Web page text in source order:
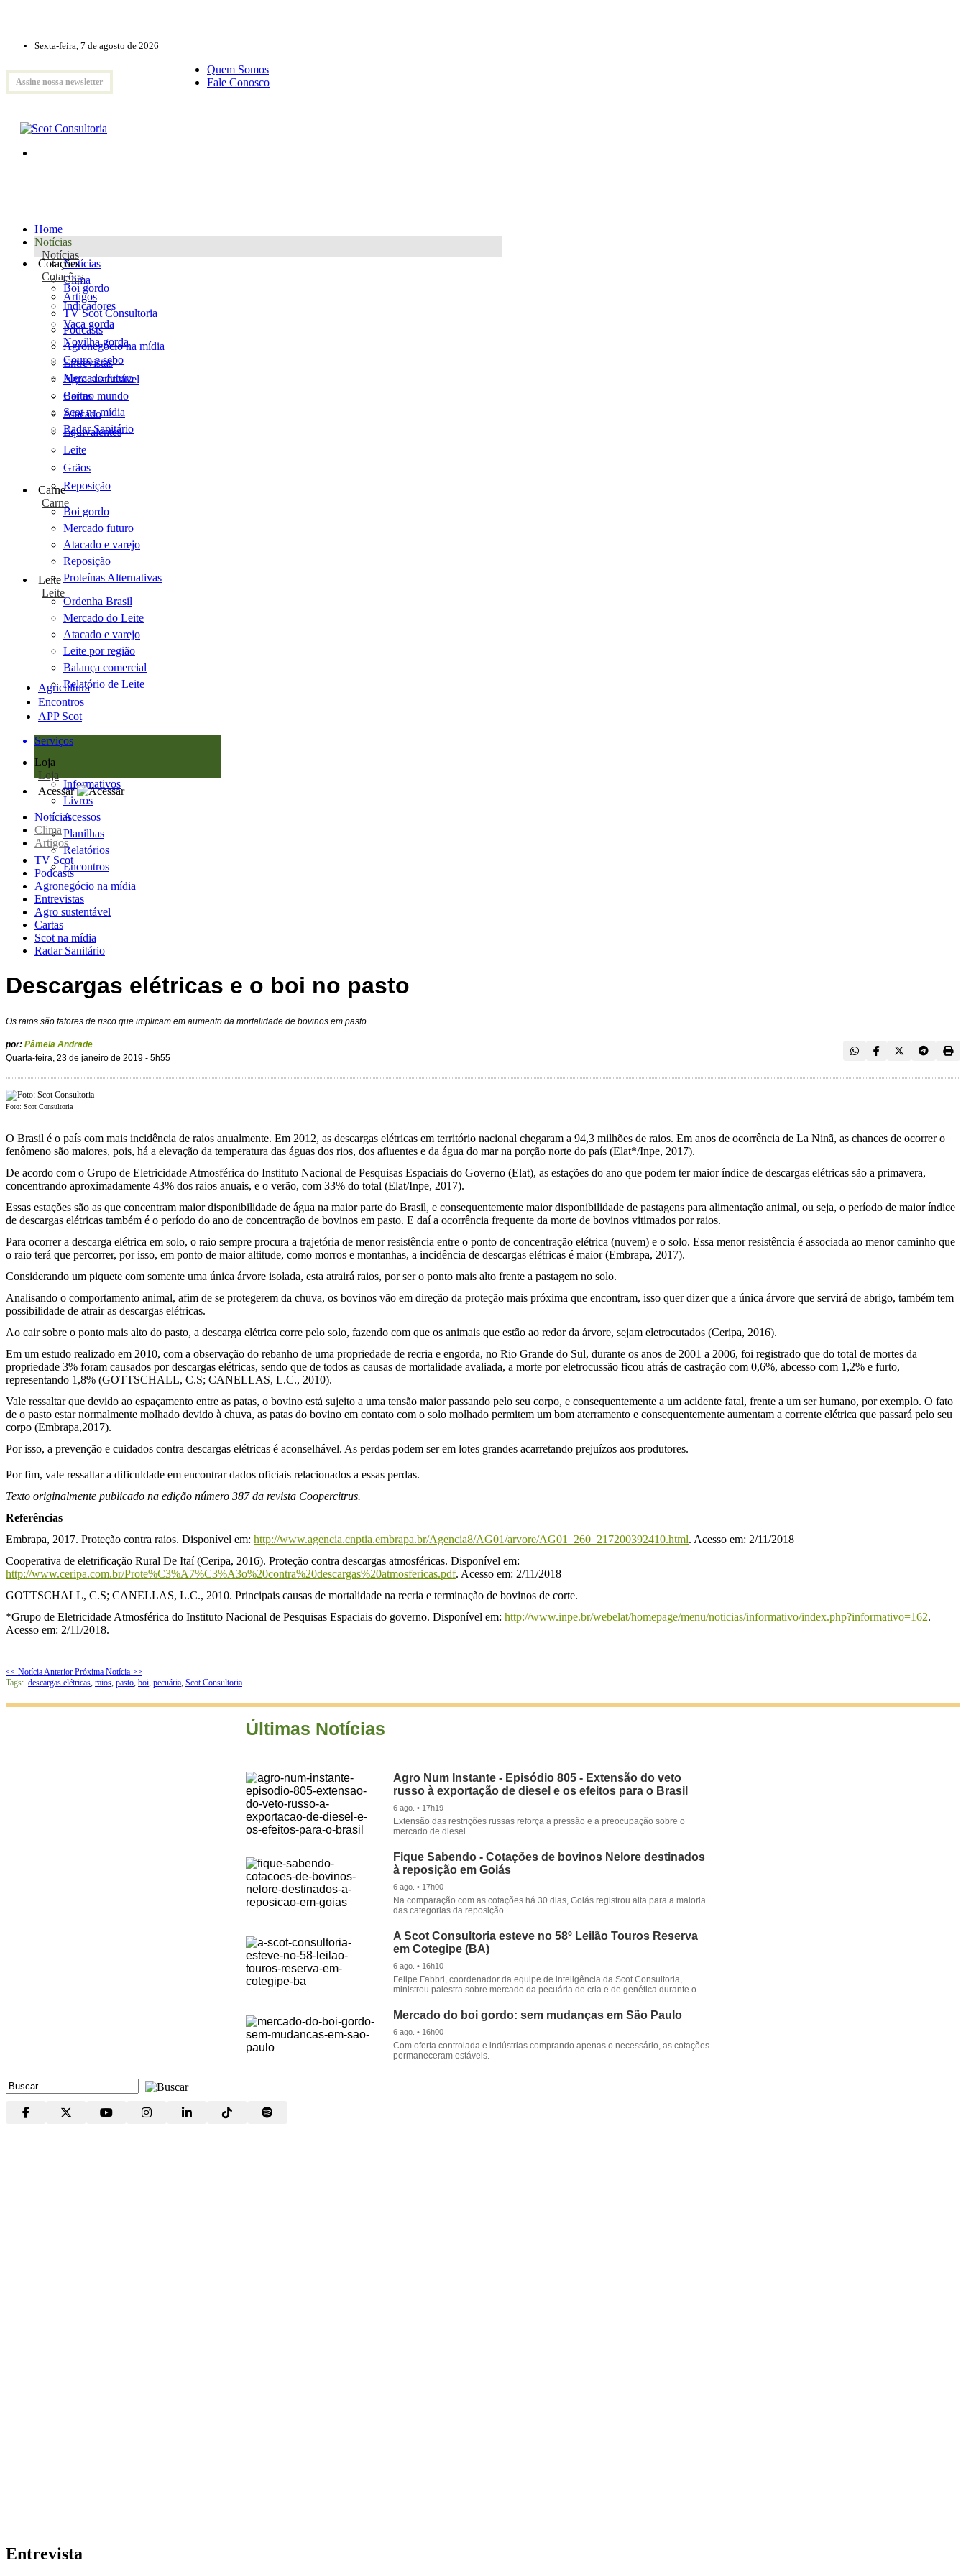
Sexta-feira, 7 de agosto de 2026
Assine nossa newsletter
Quem Somos
Fale Conosco
Home
Notícias
Notícias
Notícias
Clima
Artigos
TV Scot Consultoria
Podcasts
Agronegócio na mídia
Entrevistas
Agro sustentável
Cartas
Scot na mídia
Radar Sanitário
Cotações
Cotações
Boi gordo
Indicadores
Vaca gorda
Novilha gorda
Couro e sebo
Mercado futuro
Boi no mundo
Atacado
Equivalentes
Leite
Grãos
Reposição
Carne
Carne
Boi gordo
Mercado futuro
Atacado e varejo
Reposição
Proteínas Alternativas
Leite
Leite
Ordenha Brasil
Mercado do Leite
Atacado e varejo
Leite por região
Balança comercial
Relatório de Leite
Agricultura
Encontros
APP Scot
Serviços
Loja
Loja
Informativos
Livros
Acessos
Planilhas
Relatórios
Encontros
Acessar
Notícias
Clima
Artigos
TV Scot
Podcasts
Agronegócio na mídia
Entrevistas
Agro sustentável
Cartas
Scot na mídia
Radar Sanitário
Descargas elétricas e o boi no pasto
Os raios são fatores de risco que implicam em aumento da mortalidade de bovinos em pasto.
por: Pâmela Andrade
Quarta-feira, 23 de janeiro de 2019 - 5h55
Foto: Scot Consultoria
O Brasil é o país com mais incidência de raios anualmente. Em 2012, as descargas elétricas em território nacional chegaram a 94,3 milhões de raios. Em anos de ocorrência de La Ninã, as chances de ocorrer o
fenômeno são maiores, pois, há a elevação da temperatura das águas dos rios, dos afluentes e da água do mar na porção norte do país (Elat*/Inpe, 2017).
De acordo com o Grupo de Eletricidade Atmosférica do Instituto Nacional de Pesquisas Espaciais do Governo (Elat), as estações do ano que podem ter maior índice de descargas elétricas são a primavera,
concentrando aproximadamente 43% dos raios anuais, e o verão, com 33% do total (Elat/Inpe, 2017).
Essas estações são as que concentram maior disponibilidade de água na maior parte do Brasil, e consequentemente maior disponibilidade de pastagens para alimentação animal, ou seja, o período de maior índice
de descargas elétricas também é o período do ano de concentração de bovinos em pasto. E daí a ocorrência frequente da morte de bovinos vitimados por raios.
Para ocorrer a descarga elétrica em solo, o raio sempre procura a trajetória de menor resistência entre o ponto de concentração elétrica (nuvem) e o solo. Essa menor resistência é associada ao menor caminho que
o raio terá que percorrer, por isso, em ponto de maior altitude, como morros e montanhas, a incidência de descargas elétricas é maior (Embrapa, 2017).
Considerando um piquete com somente uma única árvore isolada, esta atrairá raios, por ser o ponto mais alto frente a pastagem no solo.
Analisando o comportamento animal, afim de se protegerem da chuva, os bovinos vão em direção da proteção mais próxima que encontram, isso quer dizer que a única árvore que servirá de abrigo, também tem
possibilidade de atrair as descargas elétricas.
Ao cair sobre o ponto mais alto do pasto, a descarga elétrica corre pelo solo, fazendo com que os animais que estão ao redor da árvore, sejam eletrocutados (Ceripa, 2016).
Em um estudo realizado em 2010, com a observação do rebanho de uma propriedade de recria e engorda, no Rio Grande do Sul, durante os anos de 2001 a 2006, foi registrado que do total de mortes da
propriedade 3% foram causados por descargas elétricas, sendo que de todos as causas de mortalidade avaliada, a morte por eletrocussão ficou atrás de castração com 0,6%, abcesso com 1,2% e furto,
representando 1,8% (GOTTSCHALL, C.S; CANELLAS, L.C., 2010).
Vale ressaltar que devido ao espaçamento entre as patas, o bovino está sujeito a uma tensão maior passando pelo seu corpo, e consequentemente a um acidente fatal, frente a um ser humano, por exemplo. O fato
de o pasto estar normalmente molhado devido à chuva, as patas do bovino em contato com o solo molhado permitem um bom aterramento e consequentemente aumentam a corrente elétrica que passará pelo seu
corpo (Embrapa,2017).
Por isso, a prevenção e cuidados contra descargas elétricas é aconselhável. As perdas podem ser em lotes grandes acarretando prejuízos aos produtores.
Por fim, vale ressaltar a dificuldade em encontrar dados oficiais relacionados a essas perdas.
Texto originalmente publicado na edição número 387 da revista Coopercitrus.
Referências
Embrapa, 2017. Proteção contra raios. Disponível em: http://www.agencia.cnptia.embrapa.br/Agencia8/AG01/arvore/AG01_260_217200392410.html. Acesso em: 2/11/2018
Cooperativa de eletrificação Rural De Itaí (Ceripa, 2016). Proteção contra descargas atmosféricas. Disponível em:
http://www.ceripa.com.br/Prote%C3%A7%C3%A3o%20contra%20descargas%20atmosfericas.pdf. Acesso em: 2/11/2018
GOTTSCHALL, C.S; CANELLAS, L.C., 2010. Principais causas de mortalidade na recria e terminação de bovinos de corte.
*Grupo de Eletricidade Atmosférica do Instituto Nacional de Pesquisas Espaciais do governo. Disponível em: http://www.inpe.br/webelat/homepage/menu/noticias/informativo/index.php?informativo=162.
Acesso em: 2/11/2018.
<< Notícia Anterior Próxima Notícia >>
Tags: descargas elétricas, raios, pasto, boi, pecuária, Scot Consultoria
Últimas Notícias
Agro Num Instante - Episódio 805 - Extensão do veto
russo à exportação de diesel e os efeitos para o Brasil
6 ago. • 17h19
Extensão das restrições russas reforça a pressão e a preocupação sobre o
mercado de diesel.
Fique Sabendo - Cotações de bovinos Nelore destinados
à reposição em Goiás
6 ago. • 17h00
Na comparação com as cotações há 30 dias, Goiás registrou alta para a maioria
das categorias da reposição.
A Scot Consultoria esteve no 58º Leilão Touros Reserva
em Cotegipe (BA)
6 ago. • 16h10
Felipe Fabbri, coordenador da equipe de inteligência da Scot Consultoria,
ministrou palestra sobre mercado da pecuária de cria e de genética durante o.
Mercado do boi gordo: sem mudanças em São Paulo
6 ago. • 16h00
Com oferta controlada e indústrias comprando apenas o necessário, as cotações
permaneceram estáveis.
Entrevista